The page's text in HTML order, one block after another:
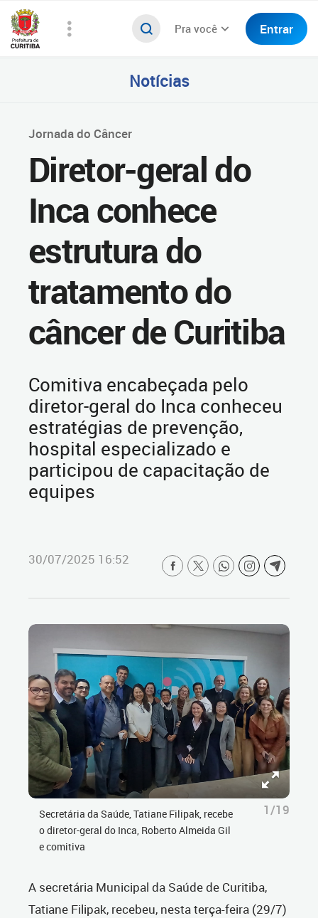
Pra você Entrar
Notícias
Jornada do Câncer
Diretor-geral do
Inca conhece
estrutura do
tratamento do
câncer de Curitiba
Comitiva encabeçada pelo
diretor-geral do Inca conheceu
estratégias de prevenção,
hospital especializado e
participou de capacitação de
equipes
30/07/2025 16:52
Secretária da Saúde, Tatiane Filipak, recebe
o diretor-geral do Inca, Roberto Almeida Gil
e comitiva
1/19
A secretária Municipal da Saúde de Curitiba,
Tatiane Filipak, recebeu, nesta terça-feira (29/7)